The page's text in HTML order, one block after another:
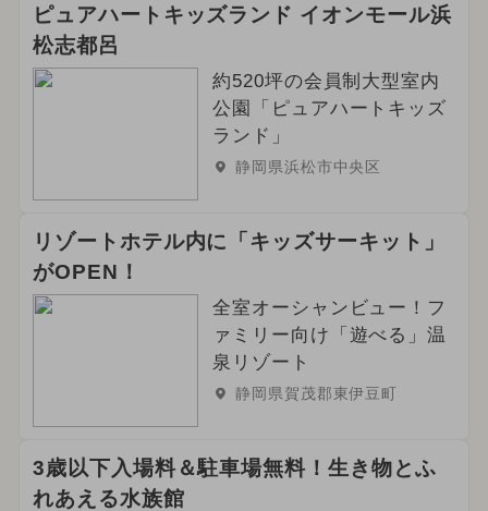
ピュアハートキッズランド イオンモール浜
松志都呂
約520坪の会員制大型室内
公園「ピュアハートキッズ
ランド」
静岡県浜松市中央区
リゾートホテル内に「キッズサーキット」
がOPEN！
全室オーシャンビュー！フ
ァミリー向け「遊べる」温
泉リゾート
静岡県賀茂郡東伊豆町
3歳以下入場料＆駐車場無料！生き物とふ
れあえる水族館